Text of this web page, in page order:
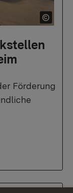
Förderung